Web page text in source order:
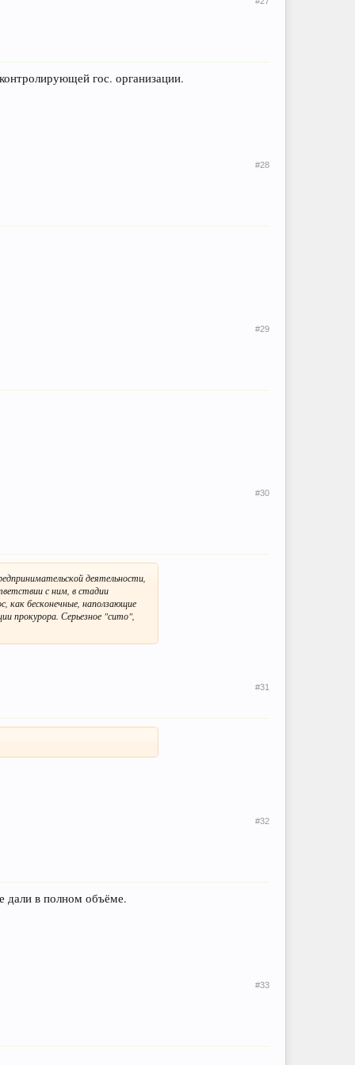
гос. организации.
#28
#29
#30
деятельности,
с ним, в стадии
как бесконечные, наползающие
прокурора. Серьезное "сито",
#31
#32
дали в полном объёме.
#33